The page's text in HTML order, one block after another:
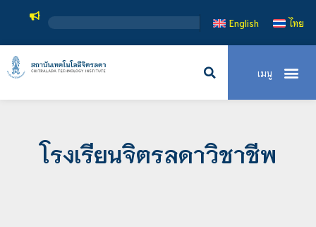
English ไทย
โรงเรียนจิตรลดาวิชาชีพ